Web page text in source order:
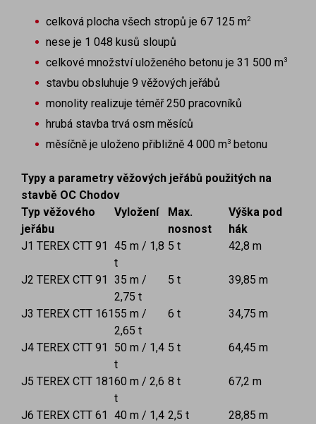
celková plocha všech stropů je 67 125 m2
nese je 1 048 kusů sloupů
celkové množství uloženého betonu je 31 500 m3
stavbu obsluhuje 9 věžových jeřábů
monolity realizuje téměř 250 pracovníků
hrubá stavba trvá osm měsíců
měsíčně je uloženo přibližně 4 000 m3 betonu
Typy a parametry věžových jeřábů použitých na
stavbě OC Chodov
Typ věžového
jeřábu
Vyložení
Max.
nosnost
Výška pod
hák
J1 TEREX CTT 91 45 m / 1,8
t
5 t 42,8 m
J2 TEREX CTT 91 35 m /
2,75 t
5 t 39,85 m
J3 TEREX CTT 16155 m /
2,65 t
6 t 34,75 m
J4 TEREX CTT 91
50 m / 1,4
t
5 t 64,45 m
J5 TEREX CTT 18160 m / 2,6
t
8 t 67,2 m
J6 TEREX CTT 61 40 m / 1,4 2,5 t 28,85 m